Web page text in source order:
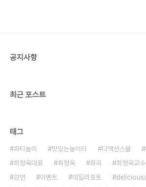
공지사항
최근 포스트
태그
파티놀이 맛있는놀이터 디액션스쿨
최정욱대표
최정욱 화곡 최정욱교수
강연
이벤트 데일리포토